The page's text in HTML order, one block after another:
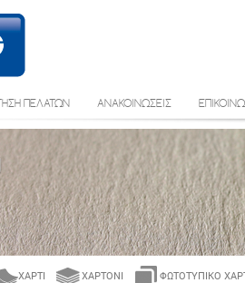
ΠΕΛΑΤΩΝ ΑΝΑΚΟΙΝΩΣΕΙΣ
ΧΑΡΤΊ ΧΑΡΤΌΝΙ ΦΩΤΟΤΥΠΙΚΌ